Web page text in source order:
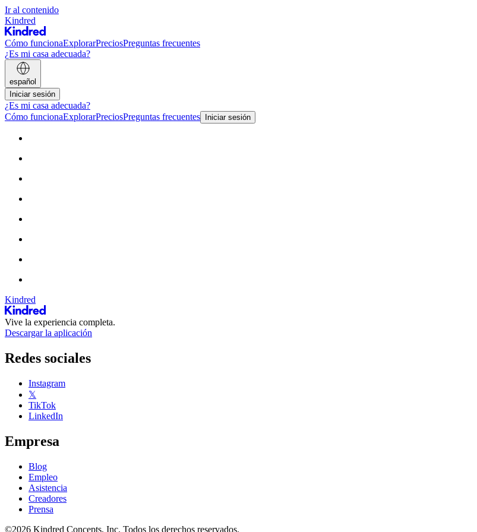
Ir al contenido
Kindred
Cómo funcionaExplorarPreciosPreguntas frecuentes
¿Es mi casa adecuada?
español
Iniciar sesión
¿Es mi casa adecuada?
Cómo funcionaExplorarPreciosPreguntas frecuentes Iniciar sesión
Kindred
Vive la experiencia completa.
Descargar la aplicación
Redes sociales
Instagram
𝕏
TikTok
LinkedIn
Empresa
Blog
Empleo
Asistencia
Creadores
Prensa
©2026 Kindred Concepts, Inc. Todos los derechos reservados.